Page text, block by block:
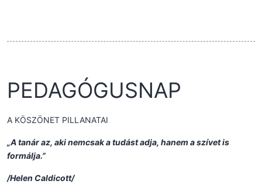
PEDAGÓGUSNAP
A KÖSZÖNET PILLANATAI
„A tanár az, aki nemcsak a tudást adja, hanem a szívet is
formálja.”
/Helen Caldicott/